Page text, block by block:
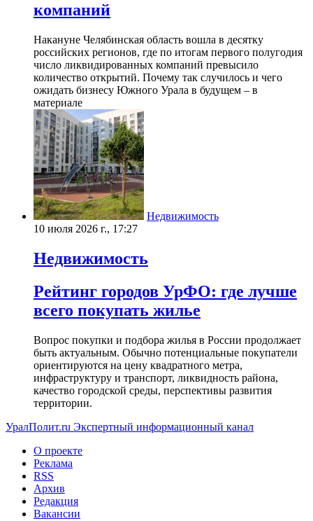
компаний
Накануне Челябинская область вошла в десятку
российских регионов, где по итогам первого полугодия
число ликвидированных компаний превысило
количество открытий. Почему так случилось и чего
ожидать бизнесу Южного Урала в будущем – в
материале
Недвижимость
10 июля 2026 г., 17:27
Недвижимость
Рейтинг городов УрФО: где лучше
всего покупать жилье
Вопрос покупки и подбора жилья в России продолжает
быть актуальным. Обычно потенциальные покупатели
ориентируются на цену квадратного метра,
инфраструктуру и транспорт, ликвидность района,
качество городской среды, перспективы развития
территории.
УралПолит.ru Экспертный информационный канал
О проекте
Реклама
RSS
Архив
Редакция
Вакансии